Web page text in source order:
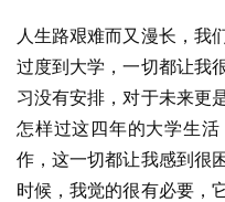
人生路艰难而又漫长，我
过度到大学，一切都让我
习没有安排，对于未来更
怎样过这四年的大学生
作，这一切都让我感到很
时候，我觉的很有必要，